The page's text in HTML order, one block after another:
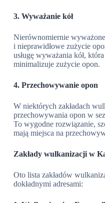
3. Wyważanie kół
Nierównomiernie
i nieprawidłowe zużycie
usługę wyważania kół,
minimalizuje zużycie opon.
4. Przechowywanie opon
W niektórych zakładach
przechowywania opon w
To wygodne rozwiązanie,
mają miejsca na
Zakłady wulkanizacji w
Oto lista zakładów
dokładnymi adresami: